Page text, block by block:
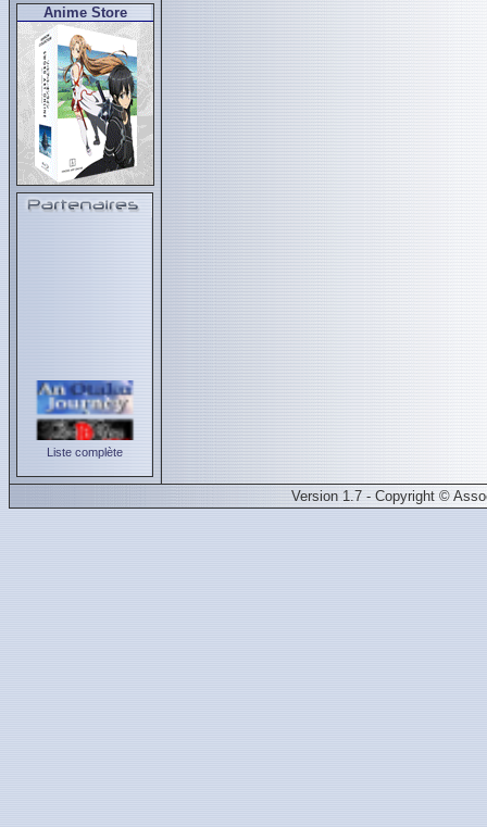
Anime Store
Liste complète
Version 1.7 - Copyright ©